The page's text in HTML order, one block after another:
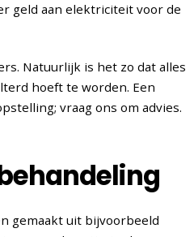
geld aan elektriciteit voor de
Natuurlijk is het zo dat alles
hoeft te worden. Een
vraag ons om advies.
gemaakt uit bijvoorbeeld